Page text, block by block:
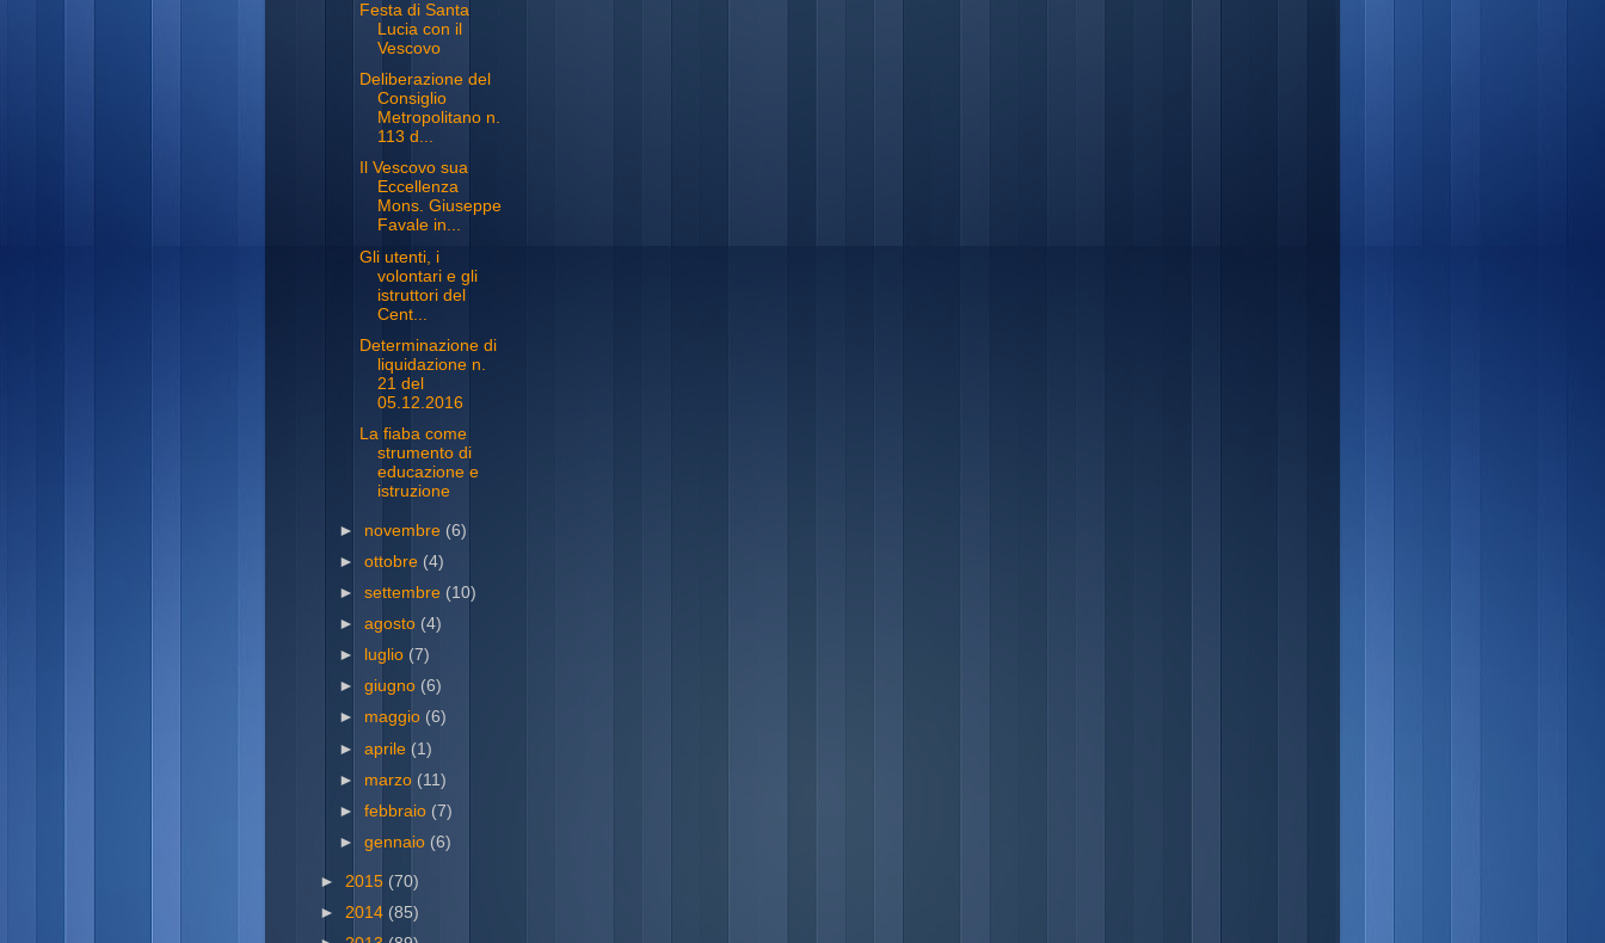
Festa di Santa
Lucia con il
Vescovo
Deliberazione del
Consiglio
Metropolitano n.
113 d...
Il Vescovo sua
Eccellenza
Mons. Giuseppe
Favale in...
Gli utenti, i
volontari e gli
istruttori del
Cent...
Determinazione di
liquidazione n.
21 del
05.12.2016
La fiaba come
strumento di
educazione e
istruzione
► novembre (6)
►ottobre (4)
►settembre (10)
►agosto (4)
►
luglio (7)
►giugno (6)
► maggio (6)
►aprile (1)
► marzo (11)
►febbraio (7)
►gennaio (6)
► 2015 (70)
► 2014 (85)